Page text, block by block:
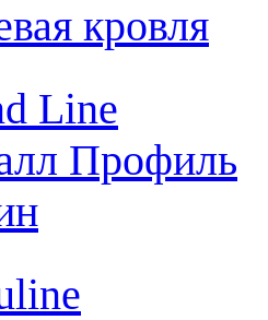
кровля
Line
Профиль